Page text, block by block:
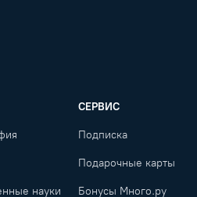
науки
СЕРВИС
Подписка
Подарочные карты
Бонусы Много.ру